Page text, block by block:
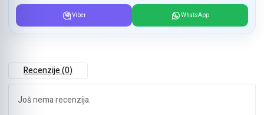
Viber WhatsApp
Recenzije (0)
Još nema recenzija.